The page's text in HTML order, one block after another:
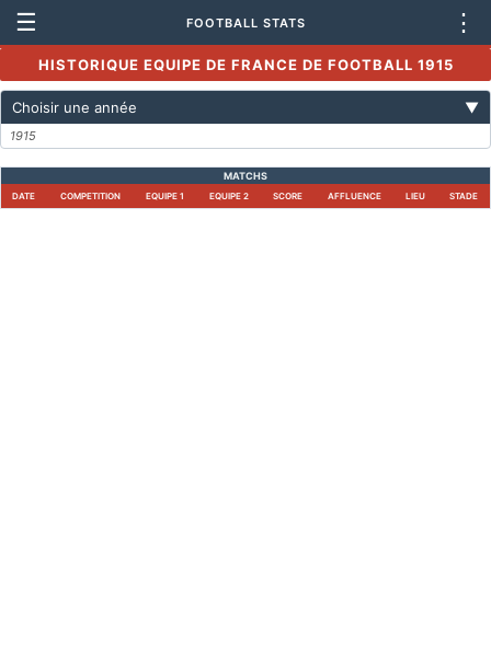
☰ FOOTBALL STATS ⋮
HISTORIQUE EQUIPE DE FRANCE DE FOOTBALL 1915
Choisir une année ▼
1915
MATCHS
DATE COMPETITION EQUIPE 1 EQUIPE 2 SCORE AFFLUENCE LIEU STADE